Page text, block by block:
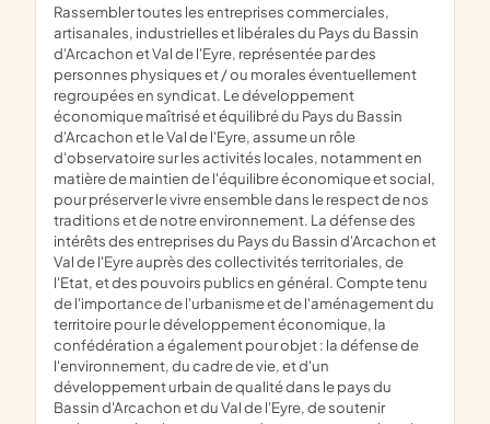
rassembler toutes les entreprises commerciales,
artisanales, industrielles et libérales du Pays du Bassin
d'Arcachon et Val de l'Eyre, représentée par des
personnes physiques et / ou morales éventuellement
regroupées en syndicat. Le développement
économique maîtrisé et équilibré du Pays du Bassin
d'Arcachon et le Val de l'Eyre, assume un rôle
d'observatoire sur les activités locales, notamment en
matière de maintien de l'équilibre économique et social,
pour préserver le vivre ensemble dans le respect de nos
traditions et de notre environnement. La défense des
intérêts des entreprises du Pays du Bassin d'Arcachon et
Val de l'Eyre auprès des collectivités territoriales, de
l'Etat, et des pouvoirs publics en général. Compte tenu
de l'importance de l'urbanisme et de l'aménagement du
territoire pour le développement économique, la
confédération a également pour objet : la défense de
l'environnement, du cadre de vie, et d'un
développement urbain de qualité dans le pays du
Bassin d'Arcachon et du Val de l'Eyre, de soutenir